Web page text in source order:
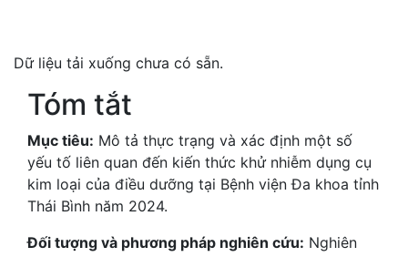
Dữ liệu tải xuống chưa có sẵn.
Tóm tắt
Mục tiêu: Mô tả thực trạng và xác định một số
yếu tố liên quan đến kiến thức khử nhiễm dụng cụ
kim loại của điều dưỡng tại Bệnh viện Đa khoa tỉnh
Thái Bình năm 2024.
Đối tượng và phương pháp nghiên cứu: Nghiên